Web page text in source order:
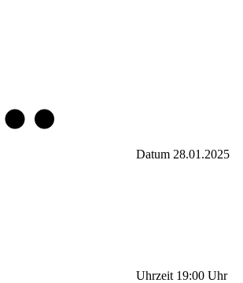
Datum 28.01.2025
Uhrzeit 19:00 Uhr